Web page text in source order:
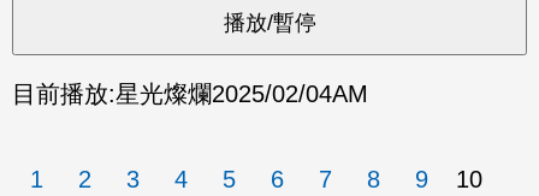
目前播放:星光燦爛2025/02/04AM
1 2 3 4 5 6 7 8 9
10